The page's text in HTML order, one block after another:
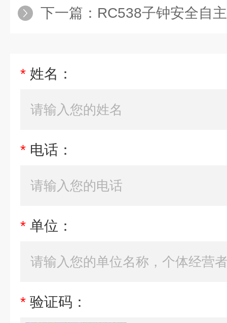
下一篇： RC538子钟安全自
* 姓名：
* 电话：
* 单位：
* 验证码：